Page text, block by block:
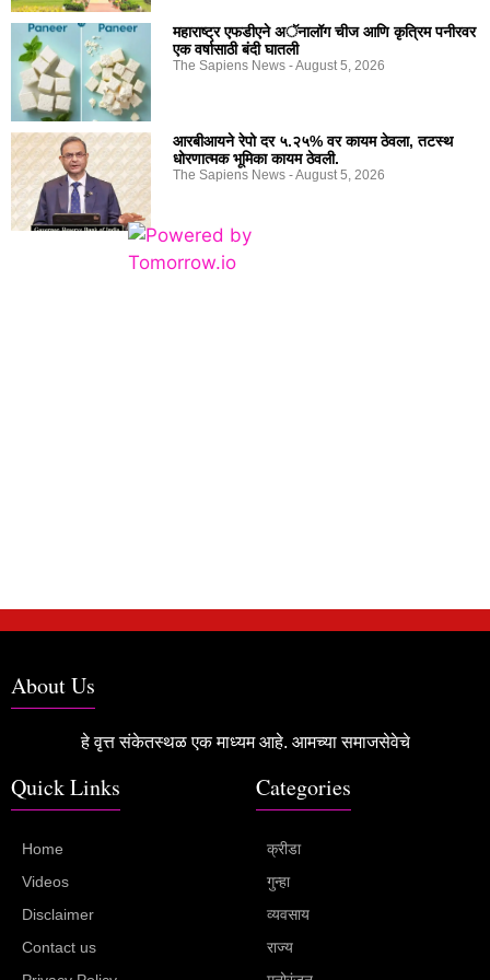
महाराष्ट्र एफडीएने अॅनालॉग चीज आणि कृत्रिम पनीरवर
एक वर्षासाठी बंदी घातली
The Sapiens News August 5, 2026
आरबीआयने रेपो दर ५.२५% वर कायम ठेवला, तटस्थ
धोरणात्मक भूमिका कायम ठेवली.
The Sapiens News August 5, 2026
About Us
हे वृत्त संकेतस्थळ एक माध्यम आहे. आमच्या समाजसेवेचे
Quick Links
Home
Videos
Disclaimer
Contact us
Categories
क्रीडा
गुन्हा
व्यवसाय
राज्य